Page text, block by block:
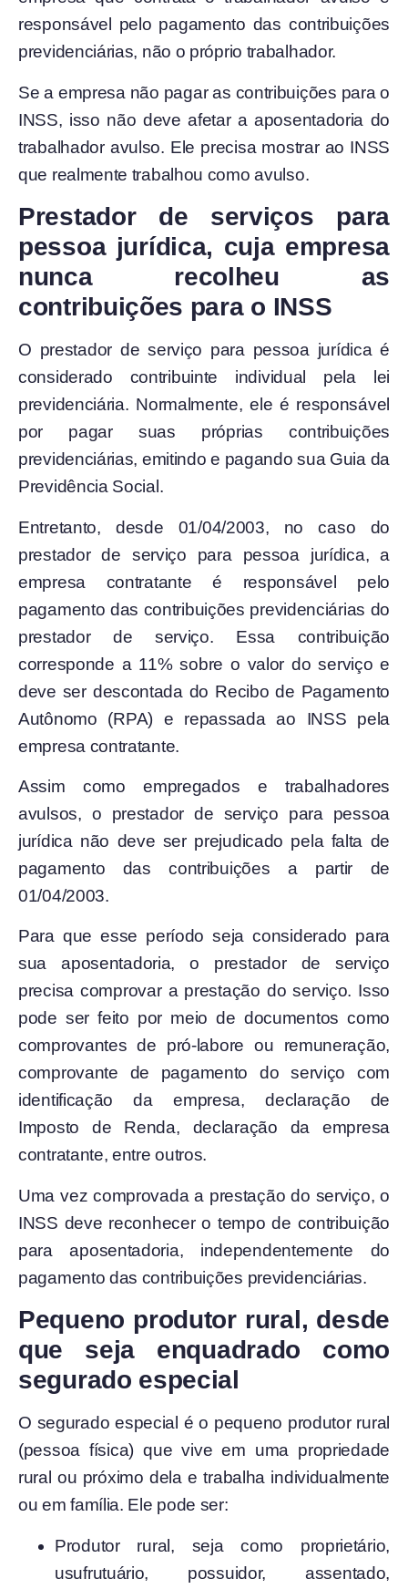
responsável pelo pagamento das contribuições
previdenciárias, não o próprio trabalhador.
Se a empresa não pagar as contribuições para o
INSS, isso não deve afetar a aposentadoria do
trabalhador avulso. Ele precisa mostrar ao INSS
que realmente trabalhou como avulso.
Prestador de serviços para
pessoa jurídica, cuja empresa
nunca recolheu as
contribuições para o INSS
O prestador de serviço para pessoa jurídica é
considerado contribuinte individual pela lei
previdenciária. Normalmente, ele é responsável
por pagar suas próprias contribuições
previdenciárias, emitindo e pagando sua Guia da
Previdência Social.
Entretanto, desde 01/04/2003, no caso do
prestador de serviço para pessoa jurídica, a
empresa contratante é responsável pelo
pagamento das contribuições previdenciárias do
prestador de serviço. Essa contribuição
corresponde a 11% sobre o valor do serviço e
deve ser descontada do Recibo de Pagamento
Autônomo (RPA) e repassada ao INSS pela
empresa contratante.
Assim como empregados e trabalhadores
avulsos, o prestador de serviço para pessoa
jurídica não deve ser prejudicado pela falta de
pagamento das contribuições a partir de
01/04/2003.
Para que esse período seja considerado para
sua aposentadoria, o prestador de serviço
precisa comprovar a prestação do serviço. Isso
pode ser feito por meio de documentos como
comprovantes de pró-labore ou remuneração,
comprovante de pagamento do serviço com
identificação da empresa, declaração de
Imposto de Renda, declaração da empresa
contratante, entre outros.
Uma vez comprovada a prestação do serviço, o
INSS deve reconhecer o tempo de contribuição
para aposentadoria, independentemente do
pagamento das contribuições previdenciárias.
Pequeno produtor rural, desde
que seja enquadrado como
segurado especial
O segurado especial é o pequeno produtor rural
(pessoa física) que vive em uma propriedade
rural ou próximo dela e trabalha individualmente
ou em família. Ele pode ser:
Produtor rural, seja como proprietário,
usufrutuário, possuidor, assentado,